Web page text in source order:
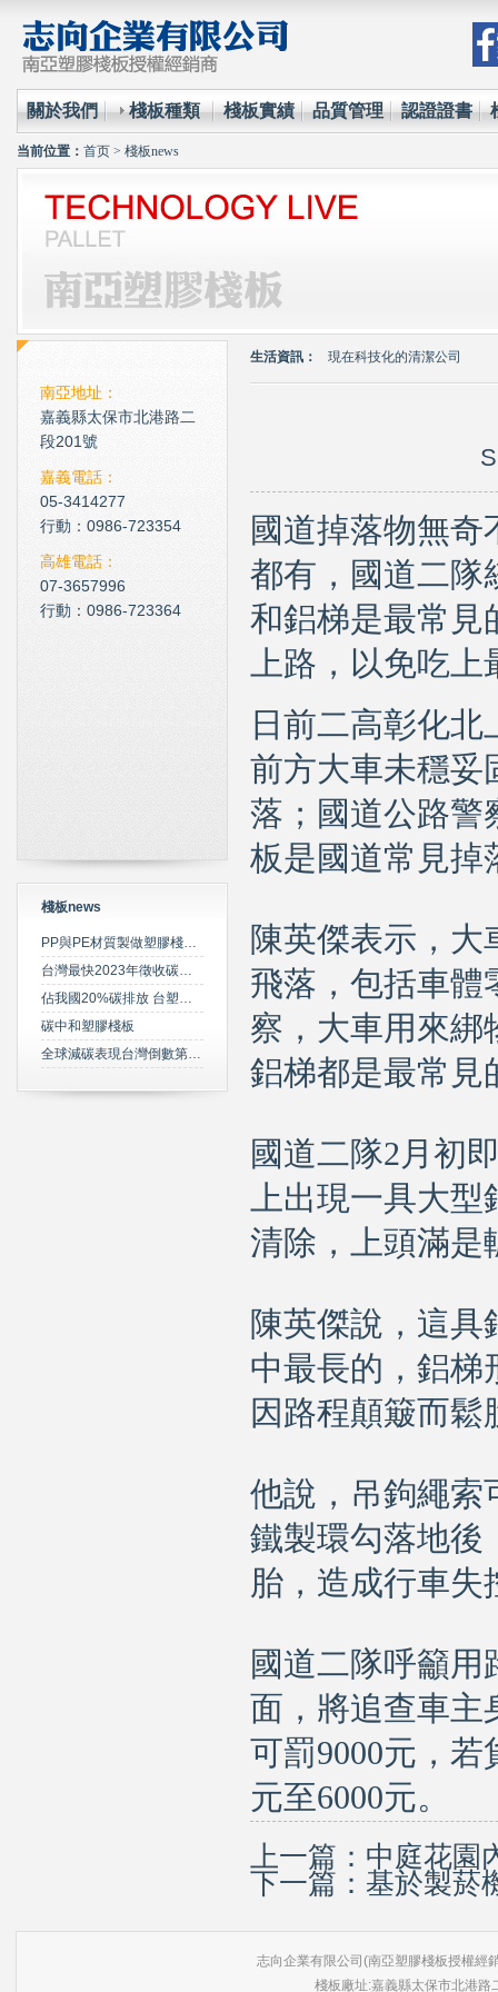
關於我們 棧板種類 棧板實績 品質管理 認證證書
当前位置： 首页 > 棧板news
南亞地址：
嘉義縣太保市北港路二
段201號
嘉義電話：
05-3414277
行動：0986-723354
高雄電話：
07-3657996
行動：0986-723364
棧板news
PP與PE材質製做塑膠棧板之特性比較
台灣最快2023年徵收碳費 擬定期調升費率
佔我國20%碳排放 台塑規劃2050年達成淨零碳排
碳中和塑膠棧板
全球減碳表現台灣倒數第三 綠委年底提「氣候變遷法」草案雪恥
生活資訊： 現在科技化的清潔公司
環保材質的使用已經成為全
台塑王永慶的傳奇一生與典
現在科技化的清潔公司
雲南臘肉的醃製介紹
心肌梗塞拍打手肘傳言是假
國道掉落物無
都有，國道二隊
和鋁梯是最常見
上路，以免吃
日前二高彰化
前方大車未穩妥
落；國道公路警
板是國道常見掉
陳英傑表示，大
飛落，包括車體
察，大車用來綁
鋁梯都是最常見
國道二隊2月初
上出現一具大
清除，上頭滿是
陳英傑說，這具
中最長的，鋁梯
因路程顛簸而
他說，吊鉤繩索
鐵製環勾落地後
胎，造成行車失
國道二隊呼籲
面，將追查車主
可罰9000元，
元至6000元。
上一篇： 中庭花園
下一篇： 基於製菸
志向企業有限公司(南亞塑膠棧板授權經
棧板廠址:嘉義縣太保市北港